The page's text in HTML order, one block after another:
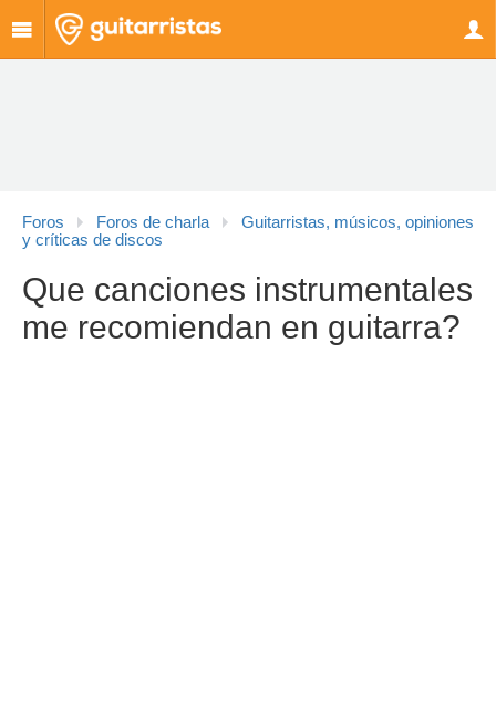
Foros Foros de charla
Guitarristas, músicos, opiniones
y críticas de discos
Que canciones instrumentales
me recomiendan en guitarra?